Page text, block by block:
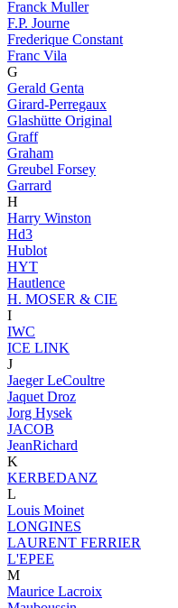
Franck Muller
F.P. Journe
Frederique Constant
Franc Vila
G
Gerald Genta
Girard-Perregaux
Glashütte Original
Graff
Graham
Greubel Forsey
Garrard
H
Harry Winston
Hd3
Hublot
HYT
Hautlence
H. MOSER & CIE
I
IWC
ICE LINK
J
Jaeger LeCoultre
Jaquet Droz
Jorg Hysek
JACOB
JeanRichard
K
KERBEDANZ
L
Louis Moinet
LONGINES
LAURENT FERRIER
L'EPEE
M
Maurice Lacroix